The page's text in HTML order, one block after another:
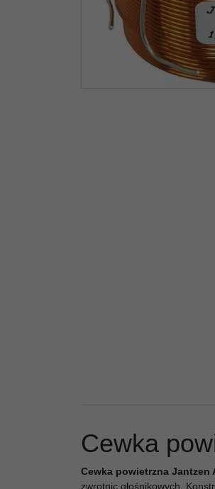
Cewka
Cewka powietrzna
zwrotnic głośnikowych.